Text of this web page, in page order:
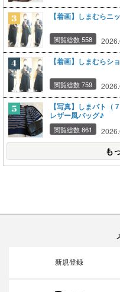
【着画】しまむらニ
閲覧総数 558
【着画】しまむらシ
閲覧総数 759
【写真】しまパト（
レザー風バッグ♪
閲覧総数 861
も
新規登録